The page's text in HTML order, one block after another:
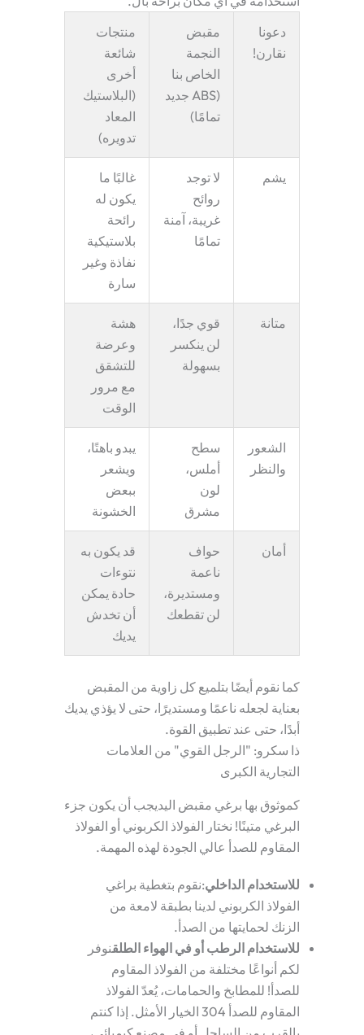
دعونا
نقارن!
مقبض
النجمة
الخاص بنا
(ABS جديد
تمامًا)
منتجات
شائعة
أخرى
(البلاستيك
المعاد
تدويره)
يشم
لا توجد
روائح
غريبة، آمنة
تمامًا
غالبًا ما
يكون له
رائحة
بلاستيكية
نفاذة وغير
سارة
متانة
قوي جدًا،
لن ينكسر
بسهولة
هشة
وعرضة
للتشقق
مع مرور
الوقت
الشعور
والنظر
سطح
أملس،
لون
مشرق
يبدو باهتًا،
ويشعر
ببعض
الخشونة
أمان
حواف
ناعمة
ومستديرة،
لن تقطعك
قد يكون به
نتوءات
حادة يمكن
أن تخدش
يديك
كما نقوم أيضًا بتلميع كل زاوية من المقبض
بعناية لجعله ناعمًا ومستديرًا، حتى لا يؤذي يديك
أبدًا، حتى عند تطبيق القوة.
ذا سكرو: "الرجل القوي" من العلامات
التجارية الكبرى
كموثوق بها برغي مقبض اليديجب أن يكون جزء
البرغي متينًا! نختار الفولاذ الكربوني أو الفولاذ
المقاوم للصدأ عالي الجودة لهذه المهمة.
للاستخدام الداخلي:نقوم بتغطية براغي
الفولاذ الكربوني لدينا بطبقة لامعة من
الزنك لحمايتها من الصدأ.
للاستخدام الرطب أو في الهواء الطلقنوفر
لكم أنواعًا مختلفة من الفولاذ المقاوم
للصدأ! للمطابخ والحمامات، يُعدّ الفولاذ
المقاوم للصدأ 304 الخيار الأمثل. إذا كنتم